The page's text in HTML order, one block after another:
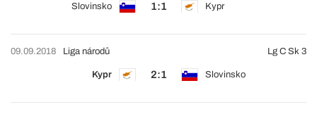
Slovinsko 1:1 Kypr
09.09.2018
Kypr 2:1 Slovinsko
Liga národů Lg C Sk 3